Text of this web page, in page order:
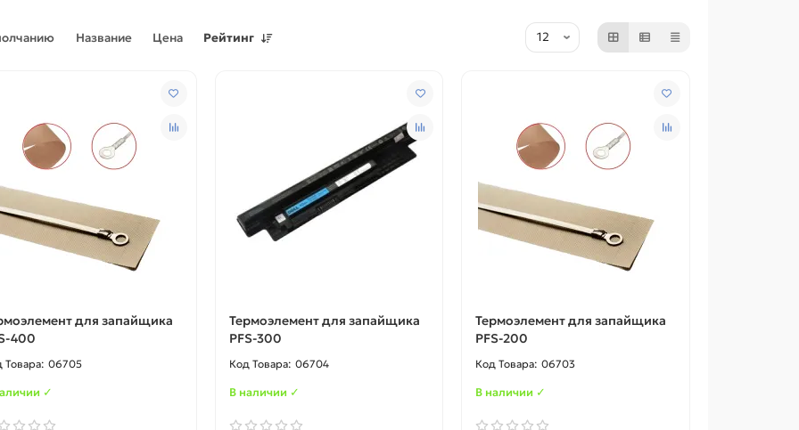
Название Цена Рейтинг
для запайщика
400
06705
✓
Термоэлемент для запайщика
PFS-300
06704
В наличии ✓
Термоэлемент для запайщика
PFS-200
06703
В наличии ✓